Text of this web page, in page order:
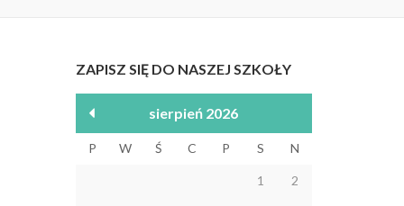
ZAPISZ SIĘ DO NASZEJ SZKOŁY
sierpień 2026
P W Ś C P S N
1 2